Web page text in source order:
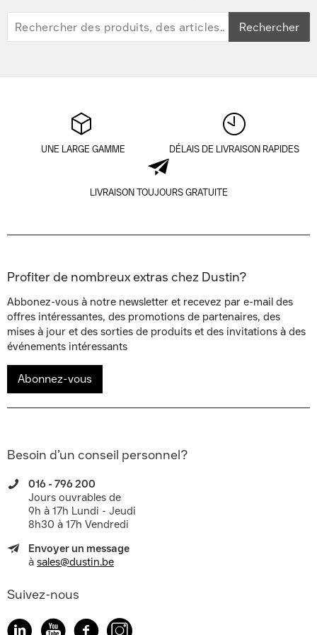
Rechercher
UNE LARGE GAMME DÉLAIS DE LIVRAISON RAPIDES
LIVRAISON TOUJOURS GRATUITE
Profiter de nombreux extras chez Dustin?
Abbonez-vous à notre newsletter et recevez par e-mail des
offres intéressantes, des promotions de partenaires, des
mises à jour et des sorties de produits et des invitations à des
événements intéressants
Abonnez-vous
Besoin d’un conseil personnel?
016 - 796 200
Jours ouvrables de
9h à 17h Lundi - Jeudi
8h30 à 17h Vendredi
Envoyer un message
à sales@dustin.be
Suivez-nous